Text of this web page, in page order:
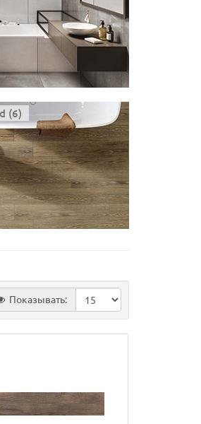
(6)
Показывать: